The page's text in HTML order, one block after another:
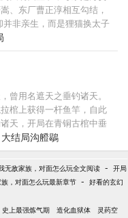
介短小无力，请各位看官
、东厂曹正淳相互勾结，
非亲生，而是狸猫换太子
工具。 内忧外患之下，朱
天都可以抽取自己的开局
抽取了一万次，终于抽到
曾用名遮天之垂钓诸天。
棺上获得一杆鱼竿，自此
天，开局在青铜古棺中垂
二元神秘术、昊天镜碎
高原之上，姬昊脚踩太极
仙四剑悬浮道一句：“劫末
、完美世界、一世之尊....
结局沟艠鶡
无敌家族，对面怎么玩全文阅读 - 开局
，对面怎么玩最新章节 - 好看的玄幻
史上最强炼气期 造化血狱体
灵药空